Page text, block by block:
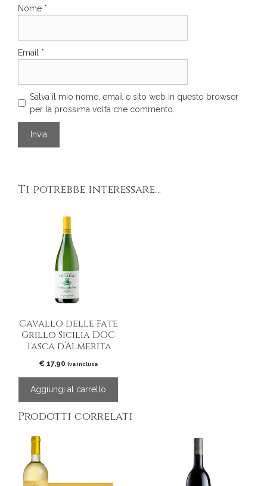
Nome *
Email *
Salva il mio nome, email e sito web in questo browser
per la prossima volta che commento.
Ti potrebbe interessare…
Cavallo delle Fate
Grillo Sicilia DOC
Tasca d’Almerita
€17,90 Iva inclusa
Aggiungi al carrello
Prodotti correlati